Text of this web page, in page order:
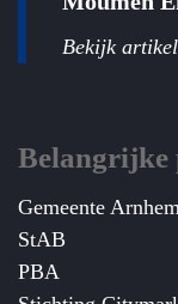
Bekijk artikel
Belangrijke
Gemeente
StAB
PBA